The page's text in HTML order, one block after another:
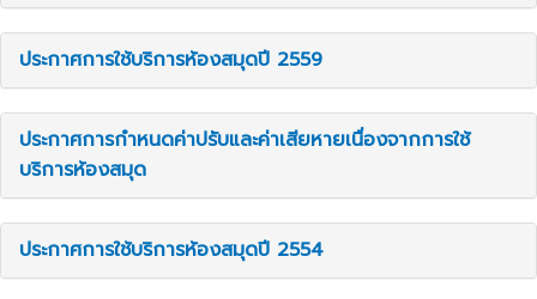
ประกาศการใช้บริการห้องสมุดปี 2559
ประกาศการกำหนดค่าปรับและค่าเสียหายเนื่องจากการใช้
บริการห้องสมุด
ประกาศการใช้บริการห้องสมุดปี 2554